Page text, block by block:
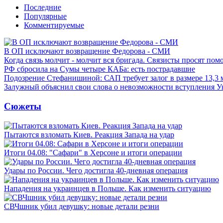
Последние
Популярные
Комментируемые
В ОП исключают возвращение Федорова - СМИ
Когда связь молчит - молчит вся бригада. Связисты просят
РФ сбросила на Сумы четыре КАБа: есть пострадавшие
Подозрение Стефанишиной: САП требует залог в размере 13,3
Залужный объяснил свои слова о невозможности
Сюжеты
Пытаются взломать Киев. Реакция Запада на удар
Итоги 04.08: "Сафари" в Херсоне и итоги операции
Удары по России. Чего достигла 40-дневная операция
Нападения на украинцев в Польше. Как изменить ситуацию
СВЧшник убил девушку: новые детали резни